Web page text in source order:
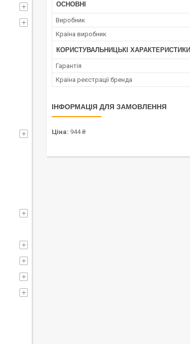
ОСНОВНІ
Виробник
Країна виробник
КОРИСТУВАЛЬНИЦЬКІ ХАРАКТЕРИСТИКИ
Гарантія
Країна реєстрації бренда
ІНФОРМАЦІЯ ДЛЯ ЗАМОВЛЕННЯ
Ціна: 944 ₴